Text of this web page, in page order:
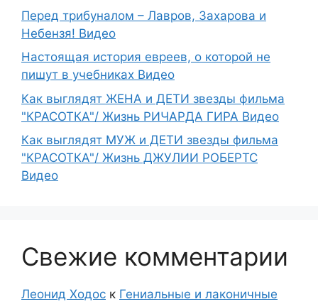
Перед трибуналом – Лавров, Захарова и
Небензя! Видео
Настоящая история евреев, о которой не
пишут в учебниках Видео
Как выглядят ЖЕНА и ДЕТИ звезды фильма
"КРАСОТКА"/ Жизнь РИЧАРДА ГИРА Видео
Как выглядят МУЖ и ДЕТИ звезды фильма
"КРАСОТКА"/ Жизнь ДЖУЛИИ РОБЕРТС
Видео
Свежие комментарии
Леонид Ходос к Гениальные и лаконичные